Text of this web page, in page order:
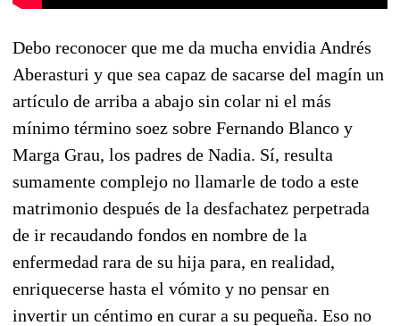
Debo reconocer que me da mucha envidia Andrés
Aberasturi y que sea capaz de sacarse del magín un
artículo de arriba a abajo sin colar ni el más
mínimo término soez sobre Fernando Blanco y
Marga Grau, los padres de Nadia. Sí, resulta
sumamente complejo no llamarle de todo a este
matrimonio después de la desfachatez perpetrada
de ir recaudando fondos en nombre de la
enfermedad rara de su hija para, en realidad,
enriquecerse hasta el vómito y no pensar en
invertir un céntimo en curar a su pequeña. Eso no